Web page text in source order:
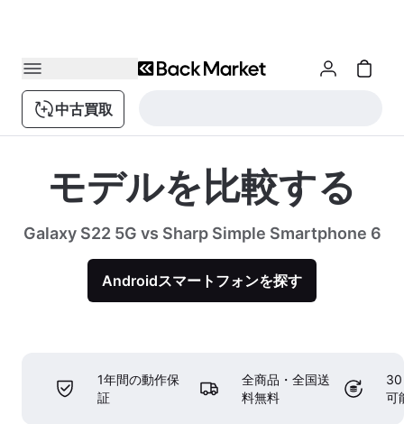
中古買取
モデルを比較する
Galaxy S22 5G vs Sharp Simple Smartphone 6
Androidスマートフォンを探す
1年間の動作保
証
全商品・全国送
料無料
30
可